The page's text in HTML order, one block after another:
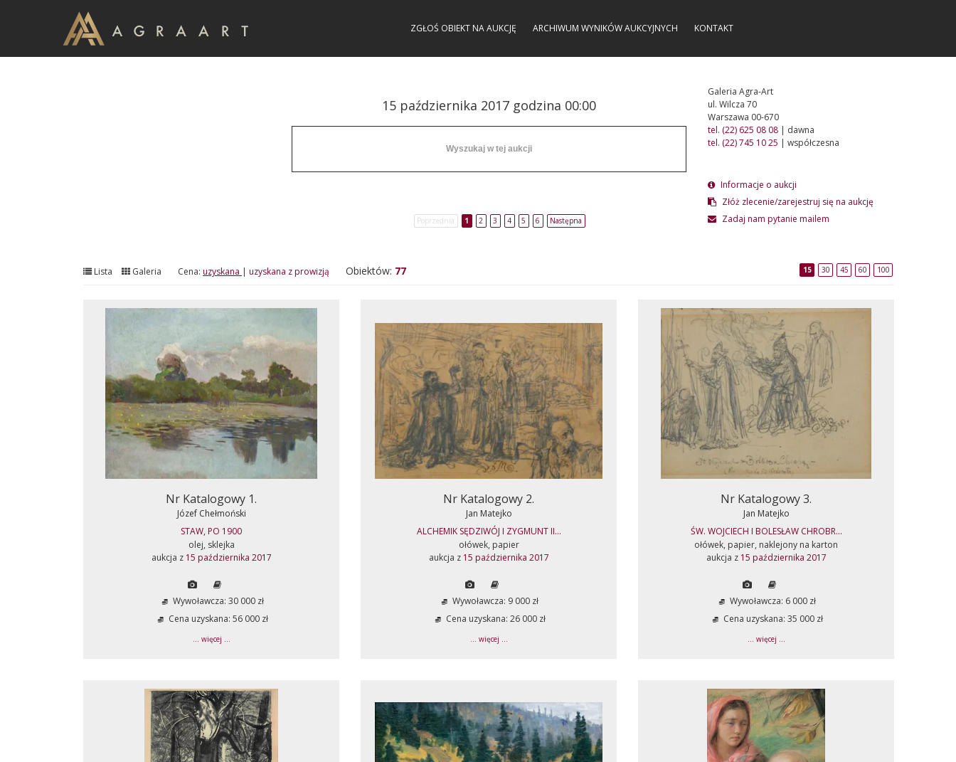
ZGŁOŚ OBIEKT NA AUKCJĘ ARCHIWUM WYNIKÓW AUKCYJNYCH KONTAKT
15 października 2017 godzina 00:00
Poprzednia 1 2 3 4 5 6 Następna
Galeria Agra-Art
ul. Wilcza 70
Warszawa 00-670
tel. (22) 625 08 08| dawna
tel. (22) 745 10 25 | współczesna
Informacje o aukcji
Złóż zlecenie/zarejestruj się na aukcję
Zadaj nam pytanie mailem
Lista Galeria Cena: uzyskana | uzyskana z prowizją Obiektów: 77 15 30 45 60 100
Nr Katalogowy 1.
Józef Chełmoński
STAW, PO 1900
olej, sklejka
aukcja z 15 października 2017
Wywoławcza: 30 000 zł
Cena uzyskana: 56 000 zł
... więcej ...
Nr Katalogowy 2.
Jan Matejko
ALCHEMIK SĘDZIWÓJ I ZYGMUNT II...
ołówek, papier
aukcja z 15 października 2017
Wywoławcza: 9 000 zł
Cena uzyskana: 26 000 zł
... więcej ...
Nr Katalogowy 3.
Jan Matejko
ŚW. WOJCIECH I BOLESŁAW CHROBR...
ołówek, papier, naklejony na karton
aukcja z 15 października 2017
Wywoławcza: 6 000 zł
Cena uzyskana: 35 000 zł
... więcej ...